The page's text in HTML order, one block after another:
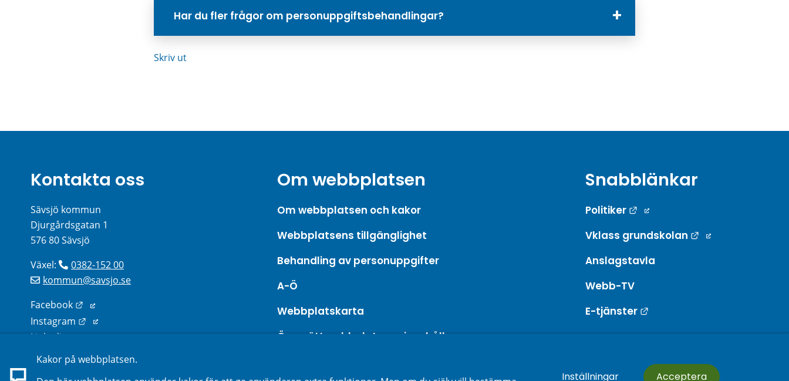
Har du fler frågor om personuppgiftsbehandlingar?
Skriv ut
Kontakta oss
Sävsjö kommun
Djurgårdsgatan 1
576 80 Sävsjö
Växel:
0382-152 00
kommun@savsjo.se
Facebook
Länk till annan webbplats.
Instagram
Länk till annan webbplats.
Linkedin
Sök kontakter på webbplatsen
Om webbplatsen
Om webbplatsen och kakor
Webbplatsens tillgänglighet
Behandling av personuppgifter
A-Ö
Webbplatskarta
Översätt webbplatsens innehåll
Snabblänkar
Politiker
Länk till annan webbplats.
Vklass grundskolan
Länk till annan
Anslagstavla
Webb-TV
E-tjänster
Kakor på webbplatsen.
Inställningar Acceptera